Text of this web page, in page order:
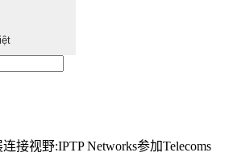
接视野:IPTP Networks参加Telecoms